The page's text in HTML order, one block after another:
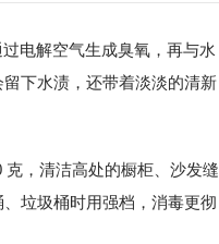
电解空气生成臭氧，再与水
下水渍，还带着淡淡的清新
，清洁高处的橱柜、沙发缝
垃圾桶时用强档，消毒更彻